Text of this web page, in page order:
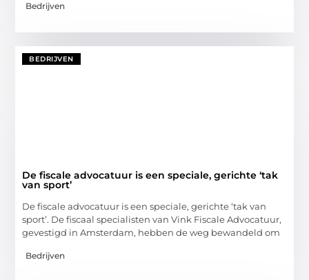
Bedrijven
BEDRIJVEN
De fiscale advocatuur is een speciale, gerichte ‘tak
van sport’
De fiscale advocatuur is een speciale, gerichte ‘tak van
sport’. De fiscaal specialisten van Vink Fiscale Advocatuur,
gevestigd in Amsterdam, hebben de weg bewandeld om
Bedrijven